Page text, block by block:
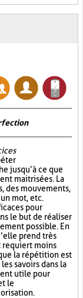
jusqu’à ce que
maitrisées. La
des mouvements,
mot, etc.
pour
le but de réaliser
possible. En
prend très
requiert moins
la répétition est
savoirs dans la
utile pour
le